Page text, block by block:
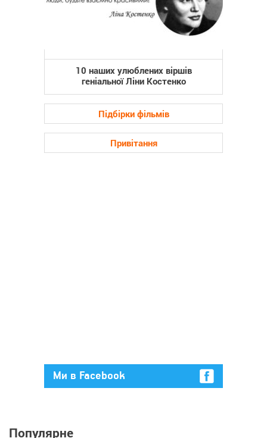
10 наших улюблених віршів
геніальної Ліни Костенко
Підбірки фільмів
Привітання
Ми в Facebook
Популярне